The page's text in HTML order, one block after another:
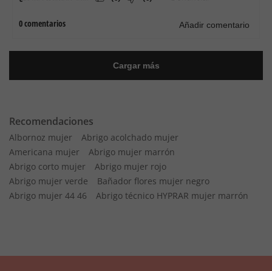
Recomendaciones
Albornoz mujer
Abrigo acolchado mujer
Americana mujer
Abrigo mujer marrón
Abrigo corto mujer
Abrigo mujer rojo
Abrigo mujer verde
Bañador flores mujer negro
Abrigo mujer 44 46
Abrigo técnico HYPRAR mujer marrón